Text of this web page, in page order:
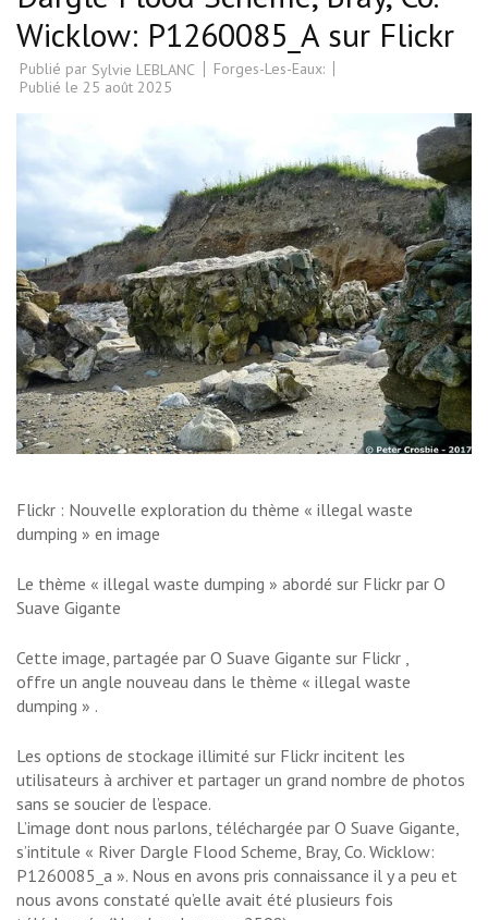
Wicklow: P1260085_A sur Flickr
Publié par Sylvie LEBLANC
Forges-Les-Eaux:
Publié le 25 août 2025
Flickr : Nouvelle exploration du thème « illegal waste
dumping » en image
Le thème « illegal waste dumping » abordé sur Flickr par O
Suave Gigante
Cette image, partagée par O Suave Gigante sur Flickr ,
offre un angle nouveau dans le thème « illegal waste
dumping » .
Les options de stockage illimité sur Flickr incitent les
utilisateurs à archiver et partager un grand nombre de photos
sans se soucier de l’espace.
L’image dont nous parlons, téléchargée par O Suave Gigante,
s’intitule « River Dargle Flood Scheme, Bray, Co. Wicklow:
P1260085_a ». Nous en avons pris connaissance il y a peu et
nous avons constaté qu’elle avait été plusieurs fois